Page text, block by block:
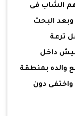
الشاب فى
البحث
ترعة
داخل
والده بمنطقة
واختفى دون